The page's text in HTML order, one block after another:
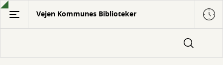
Gå
hovedindhold
Vejen Kommunes Biblioteker